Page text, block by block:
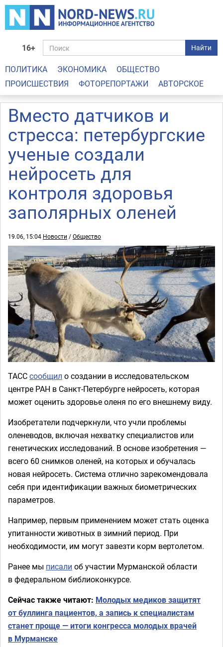
16+ Найти
ПОЛИТИКА ЭКОНОМИКА
ОБЩЕСТВО
ПРОИСШЕСТВИЯ
ФОТОРЕПОРТАЖИ АВТОРСКОЕ
Вместо датчиков и
стресса: петербургские
ученые создали
нейросеть для
контроля здоровья
заполярных оленей
19.06, 15:04 Новости /Общество
ТАССсообщил о создании в исследовательском
центре РАН в Санкт-Петербурге нейросеть, которая
может оценить здоровье оленя по его внешнему виду.
Изобретатели подчеркнули, что учли проблемы
оленеводов, включая нехватку специалистов или
генетических исследований. В основе изобретения —
всего 60 снимков оленей, на которых и обучалась
новая нейросеть. Система отлично зарекомендовала
себя при идентификации важных биометрических
параметров.
Например, первым применением может стать оценка
упитанности животных в зимний период. При
необходимости, им могут завезти корм вертолетом.
Ранее мы писали об участии Мурманской области
в федеральном библиоконкурсе.
Сейчас также читают: Молодых медиков защитят
от буллинга пациентов, а запись к специалистам
станет проще — итоги конгресса молодых врачей
в Мурманске